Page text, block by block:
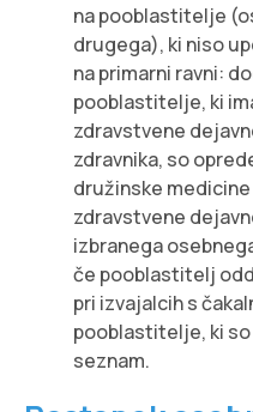
na pooblastitelje
drugega), ki niso
na primarni ravni:
pooblastitelje, ki
zdravstvene
zdravnika, so
družinske
zdravstvene
izbranega
če pooblastitelj
pri izvajalcih s
pooblastitelje, ki so
seznam.